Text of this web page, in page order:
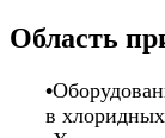
Область
•
в